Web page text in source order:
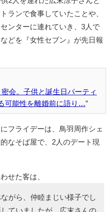
ランで食事していたことや、
ンターに連れていき、3人で
どを『女性セブン』が先日報
会。子供と誕生日パーティ
可能性を離婚前に語り…
フライデーは、鳥羽周作シェ
なそば屋で、2人のデート現
せた客は、
がら、仲睦まじい様子でし